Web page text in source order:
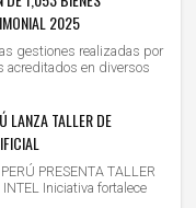
2025
gestiones realizadas por
acreditados en diversos
LANZA TALLER DE
PRESENTA TALLER
Iniciativa fortalece